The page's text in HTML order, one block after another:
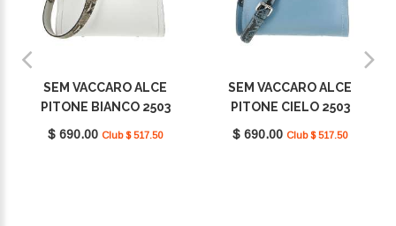
SEM VACCARO ALCE
PITONE BIANCO 2503
$ 690.00 Club $ 517.50
SEM VACCARO ALCE
PITONE CIELO 2503
$ 690.00 Club $ 517.50